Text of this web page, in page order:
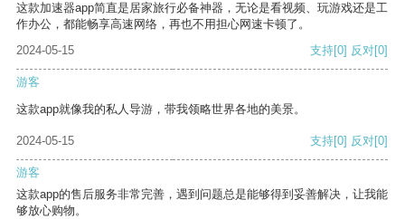
这款加速器app简直是居家旅行必备神器，无论是看视频、玩游戏还是工
作办公，都能畅享高速网络，再也不用担心网速卡顿了。
2024-05-15
支持[0] 反对[0]
游客
这款app就像我的私人导游，带我领略世界各地的美景。
2024-05-15 支持[0] 反对[0]
游客
这款app的售后服务非常完善，遇到问题总是能够得到妥善解决，让我能
够放心购物。